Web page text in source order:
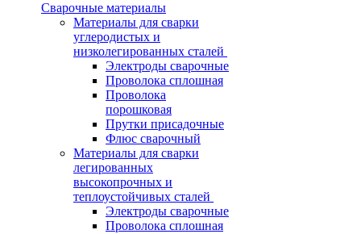
Сварочные материалы
Материалы для сварки
углеродистых и
низколегированных сталей
Электроды сварочные
Проволока сплошная
Проволока
порошковая
Прутки присадочные
Флюс сварочный
Материалы для сварки
легированных
высокопрочных и
теплоустойчивых сталей
Электроды сварочные
Проволока сплошная